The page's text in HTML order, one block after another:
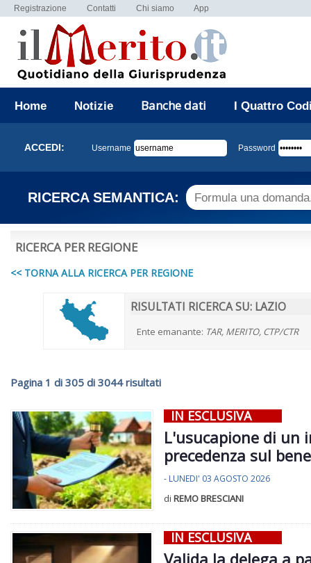
Registrazione Contatti Chi siamo App
Home Notizie Banche dati I Quattro
ACCEDI: Username Password
RICERCA SEMANTICA:
RICERCA PER REGIONE
<< TORNA ALLA RICERCA PER REGIONE
RISULTATI RICERCA SU: LAZIO
Ente emanante: TAR, MERITO, CTP/CTR
Pagina 1 di 305 di 3044 risultati
IN ESCLUSIVA
L'usucapione di un
precedenza sul bene
- LUNEDI' 03 AGOSTO 2026
di REMO BRESCIANI
IN ESCLUSIVA
Valida la delega a